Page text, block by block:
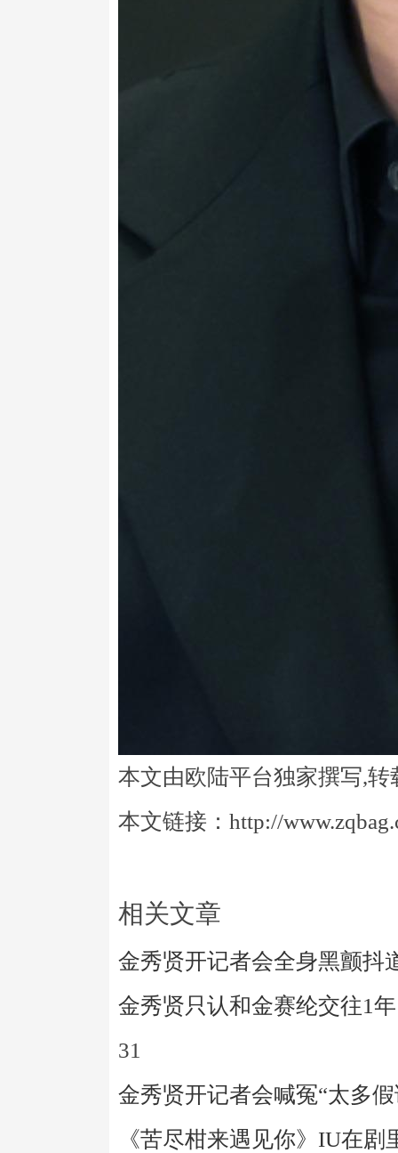
本文由欧陆平台独家撰写,转
本文链接：http://
相关文章
金秀贤开记者会全身黑颤抖
金秀贤只认和金赛纶交往1
31
金秀贤开记者会喊冤“太多
《苦尽柑来遇见你》IU在